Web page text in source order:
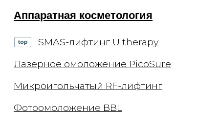
Удаление тату и татуажа
Мезотерапия
Нитевой лифтинг
Коллагенотерапия
Другие инъекции